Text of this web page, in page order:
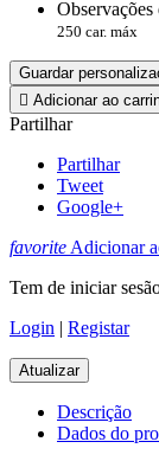
250 car. máx
Guardar
 Adicionar ao
Partilhar
Partilhar
Tweet
Google+
favorite Adicionar
Tem de iniciar
Login | Registar
Descrição
Dados do